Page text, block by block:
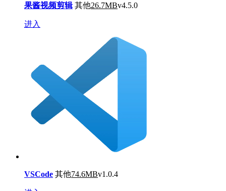
果酱视频剪辑 其他26.7MBv4.5.0
进入
VSCode 其他74.6MBv1.0.4